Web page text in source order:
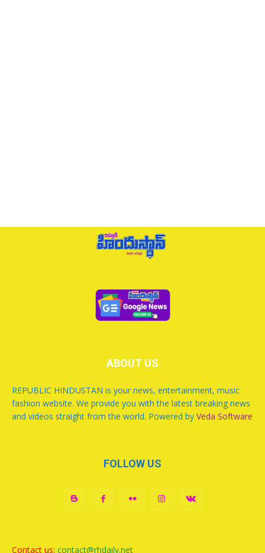
ABOUT US
REPUBLIC HINDUSTAN is your news, entertainment, music
fashion website. We provide you with the latest breaking news
and videos straight from the world. Powered by Veda Software
FOLLOW US
Contact us: contact@rhdaily.net